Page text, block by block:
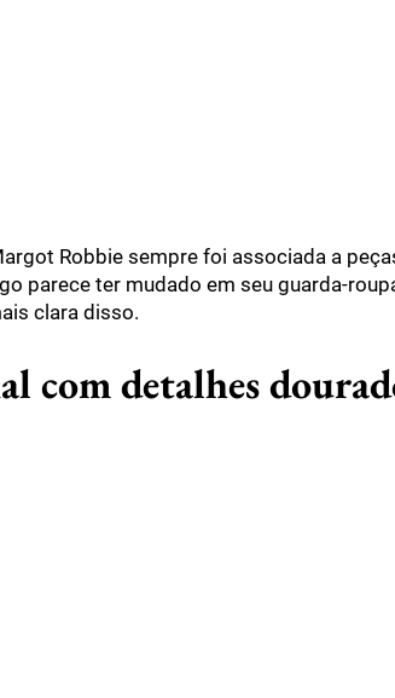
Robbie sempre foi associada a
parece ter mudado em seu guarda-
clara disso.
com detalhes